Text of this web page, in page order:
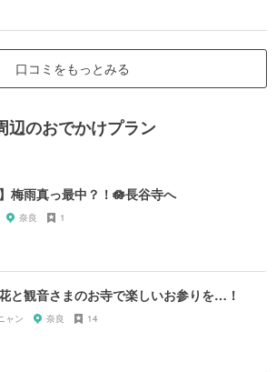
口コミをもっとみる
辺のおでかけプラン
】梅雨真っ最中？！🪷長谷寺へ
奈良 1
と観音さまのお寺で楽しいお参りを…！
ャン 奈良 14